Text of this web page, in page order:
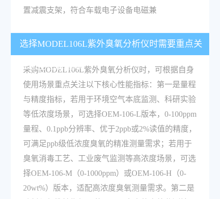
置减震支架，符合车载电子设备电磁兼
选择MODEL106L紫外臭氧分析仪时需要重点关
注哪些性能指标？
采购MODEL106L紫外臭氧分析仪时，可根据自身
使用场景重点关注以下核心性能指标：第一是量程
与精度指标，若用于环境空气本底监测、科研实验
等低浓度场景，可选择OEM-106-L版本，0-100ppm
量程、0.1ppb分辨率、优于2ppb或2%读值的精度，
可满足ppb级低浓度臭氧的精准测量需求；若用于
臭氧消毒工艺、工业废气监测等高浓度场景，可选
择OEM-106-M（0-1000ppm）或OEM-106-H（0-
20wt%）版本，适配高浓度臭氧测量需求。第二是